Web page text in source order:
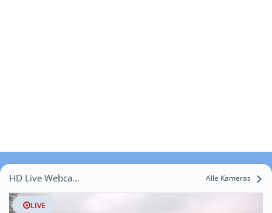
HD Live Webcams Allens Alle Kameras
LIVE